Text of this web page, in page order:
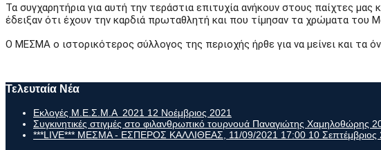
Τα συγχαρητήρια για αυτή την τεράστια επιτυχία ανήκουν στους παίχτες
έδειξαν ότι έχουν την καρδιά πρωταθλητή και που τίμησαν τα χρώματα
Ο ΜΕΣΜΑ ο ιστορικότερος σύλλογος της περιοχής ήρθε για να μείνει και τα
Τελευταία Νέα
Εκλογές Μ.Ε.Σ.Μ.Α 2021 12 Νοέμβριος 2021
Συγκινητικές στιγμές στο φιλανθρωπικό τουρνουά Παναγιώτης Χαμηλοθώρης
***LIVE*** ΜΕΣΜΑ - ΕΣΠΕΡΟΣ ΚΑΛΛΙΘΕΑΣ, 11/09/2021 17:00 10 Σεπτέμβριος